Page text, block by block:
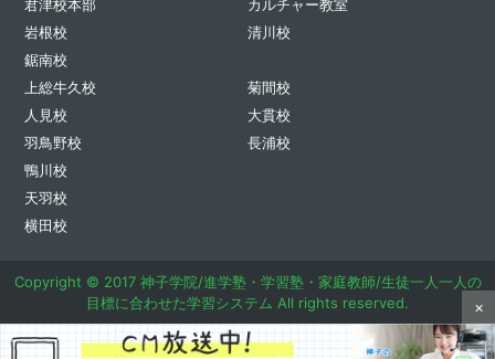
君津校本部
岩根校
鋸南校
カルチャー教室
清川校
上総牛久校
人見校
羽鳥野校
菊間校
大貫校
長浦校
鴨川校
天羽校
横田校
Copyright © 2017 神子学院/進学塾・学習塾・家庭教師/生徒一人一人の
目標に合わせた学習システム All rights reserved.
×